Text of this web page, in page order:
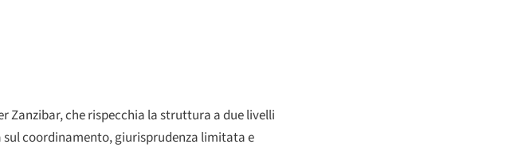
Zanzibar, che rispecchia la struttura a due livelli
coordinamento, giurisprudenza limitata e